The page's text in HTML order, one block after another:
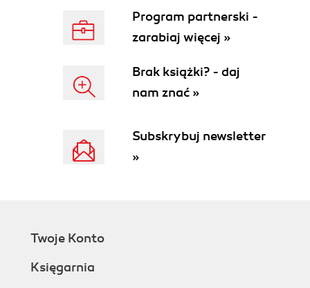
6.2. Zagnieżdżanie i negacja (197)
6.3. Agregacje i perspektywy (203)
6.4. Tworzenie, modyfikacja i usuwanie (207)
6.6. Podsumowanie (220)
Rozdział 7. Diabeł tkwi w szczegółach (223)
7.2. Kodowanie i dekodowanie (235)
7.3. Arytmetyka zmiennoprzecinkowa (239)
Program partnerski -
zarabiaj więcej »
Brak książki? - daj
nam znać »
Subskrybuj newsletter
»
Twoje Konto
Księgarnia